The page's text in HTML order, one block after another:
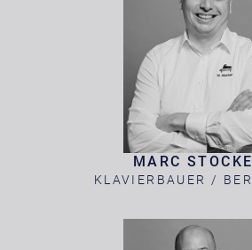
MARC
KLAVIERBAUER /